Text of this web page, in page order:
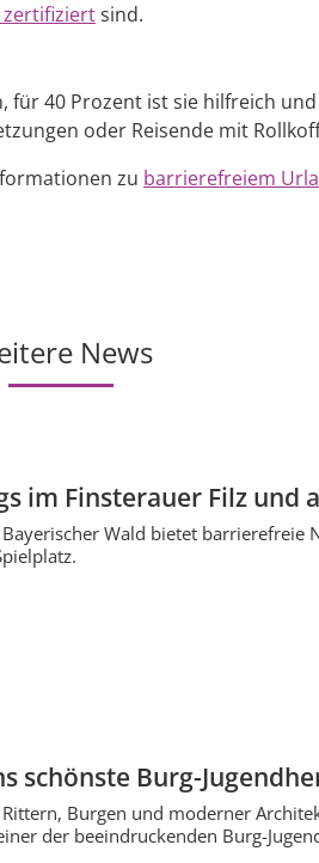
zertifiziertsind.
40 Prozent ist sie hilfreich
oder Reisende mit
zu barrierefreiem
News
im Finsterauer Filz und
Wald bietet barrierefreie
schönste Burg-
Burgen und moderner
der beeindruckenden Burg-